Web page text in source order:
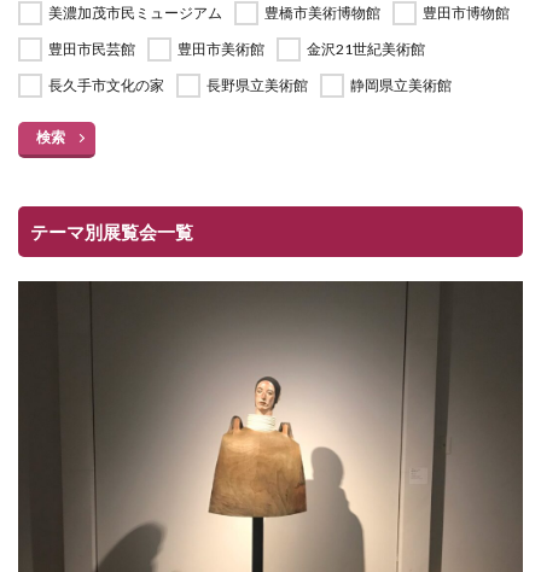
美濃加茂市民ミュージアム
豊橋市美術博物館
豊田市博物館
豊田市民芸館
豊田市美術館
金沢21世紀美術館
長久手市文化の家
長野県立美術館 静岡県立美術館
検索
テーマ別展覧会一覧